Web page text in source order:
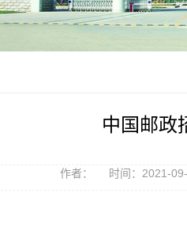
中国邮政
作者： 时间：2021-